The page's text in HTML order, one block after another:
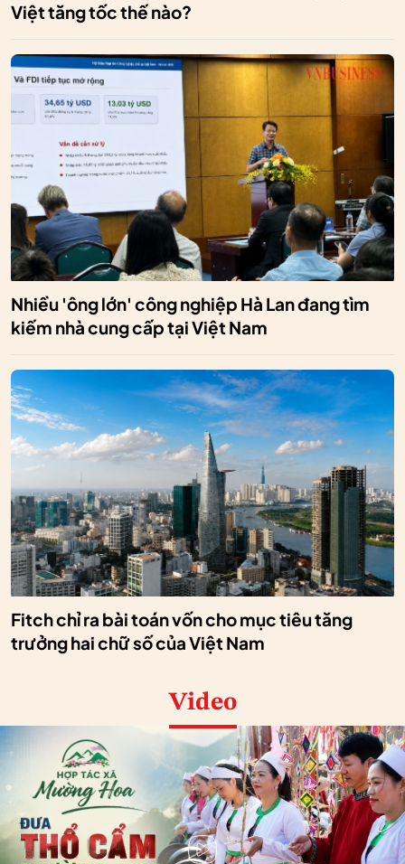
Việt tăng tốc thế nào?
Nhiều 'ông lớn' công nghiệp Hà Lan đang tìm
kiếm nhà cung cấp tại Việt Nam
Fitch chỉ ra bài toán vốn cho mục tiêu tăng
trưởng hai chữ số của Việt Nam
Video